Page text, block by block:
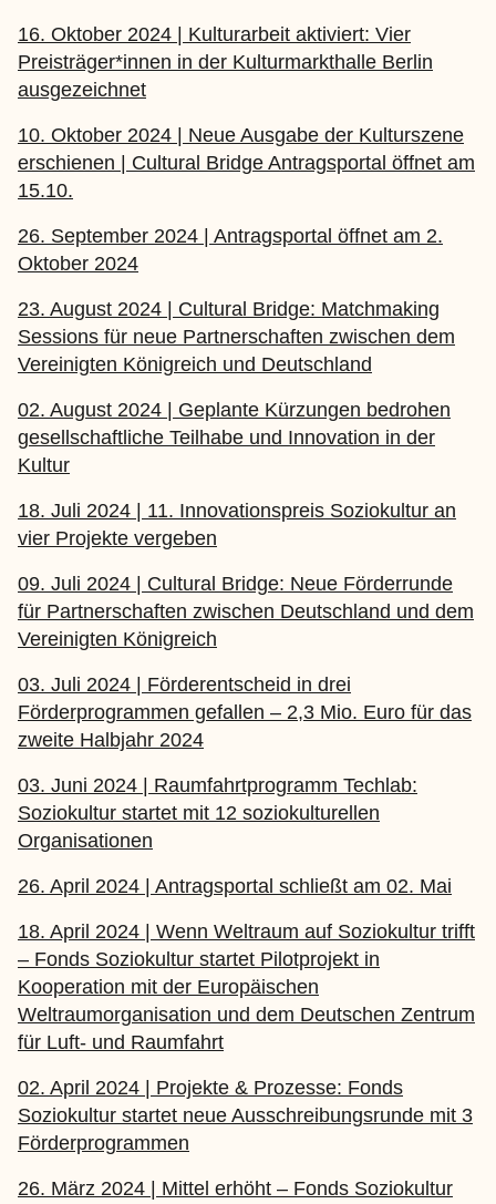
16. Oktober 2024 | Kulturarbeit aktiviert: Vier
Preisträger*innen in der Kulturmarkthalle Berlin
ausgezeichnet
10. Oktober 2024 | Neue Ausgabe der Kulturszene
erschienen | Cultural Bridge Antragsportal öffnet am
15.10.
26. September 2024 | Antragsportal öffnet am 2.
Oktober 2024
23. August 2024 | Cultural Bridge: Matchmaking
Sessions für neue Partnerschaften zwischen dem
Vereinigten Königreich und Deutschland
02. August 2024 | Geplante Kürzungen bedrohen
gesellschaftliche Teilhabe und Innovation in der
Kultur
18. Juli 2024 | 11. Innovationspreis Soziokultur an
vier Projekte vergeben
09. Juli 2024 | Cultural Bridge: Neue Förderrunde
für Partnerschaften zwischen Deutschland und dem
Vereinigten Königreich
03. Juli 2024 | Förderentscheid in drei
Förderprogrammen gefallen – 2,3 Mio. Euro für das
zweite Halbjahr 2024
03. Juni 2024 | Raumfahrtprogramm Techlab:
Soziokultur startet mit 12 soziokulturellen
Organisationen
26. April 2024 | Antragsportal schließt am 02. Mai
18. April 2024 | Wenn Weltraum auf Soziokultur trifft
– Fonds Soziokultur startet Pilotprojekt in
Kooperation mit der Europäischen
Weltraumorganisation und dem Deutschen Zentrum
für Luft- und Raumfahrt
02. April 2024 | Projekte & Prozesse: Fonds
Soziokultur startet neue Ausschreibungsrunde mit 3
Förderprogrammen
26. März 2024 | Mittel erhöht – Fonds Soziokultur